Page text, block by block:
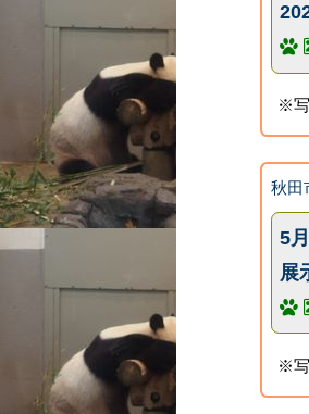
※写
秋田
5
展
※写